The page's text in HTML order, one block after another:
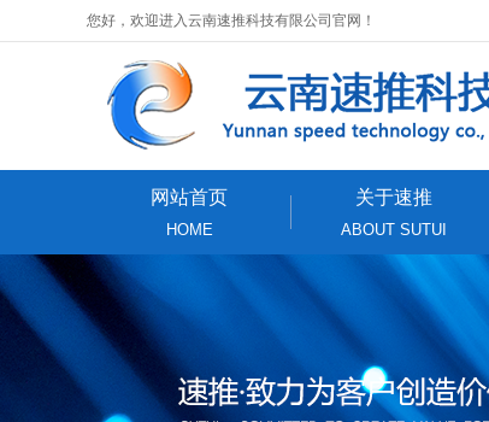
您好，欢迎进入云南速推科技有限公司官网！
网站首页
HOME
关于速推
ABOUT SUTUI